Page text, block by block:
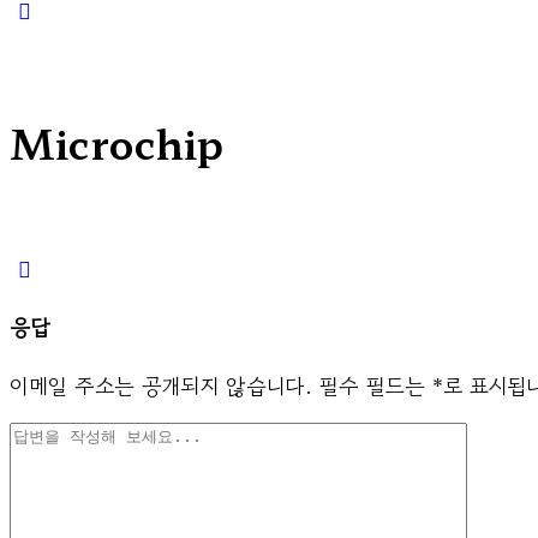
Microchip
응답
이메일 주소는 공개되지 않습니다. 필수 필드는 *로 표시됩